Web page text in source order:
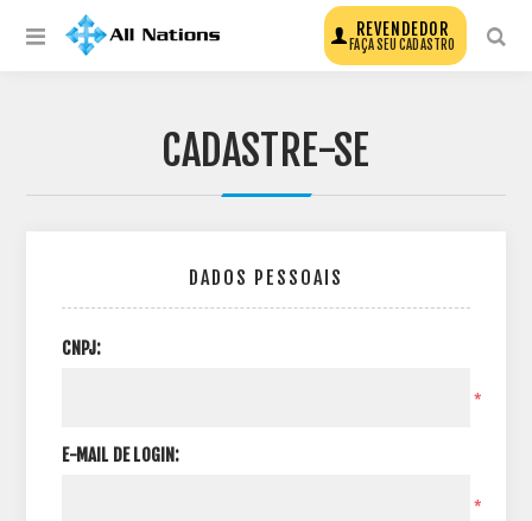
REVENDEDOR
FAÇA SEU CADASTRO
CADASTRE-SE
DADOS PESSOAIS
CNPJ:
*
E-MAIL DE LOGIN:
*